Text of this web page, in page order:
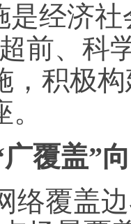
经济
前、科
，积极
覆盖”
络覆盖